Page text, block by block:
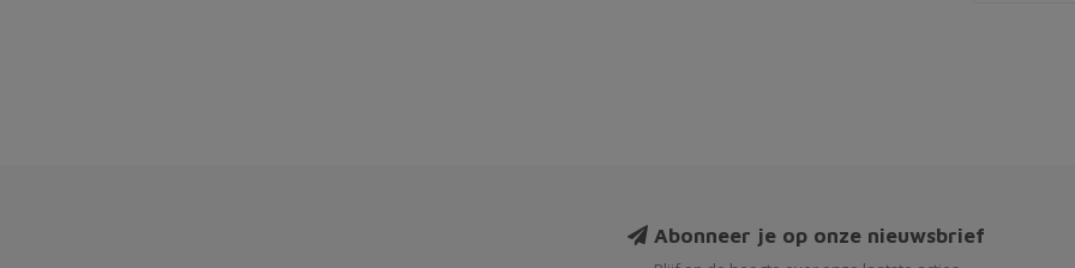
Abonneer je op onze nieuwsbrief